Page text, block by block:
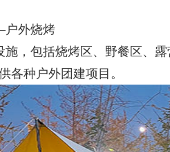
户外烧烤
施，包括烧烤区、野餐区、
各种户外团建项目。